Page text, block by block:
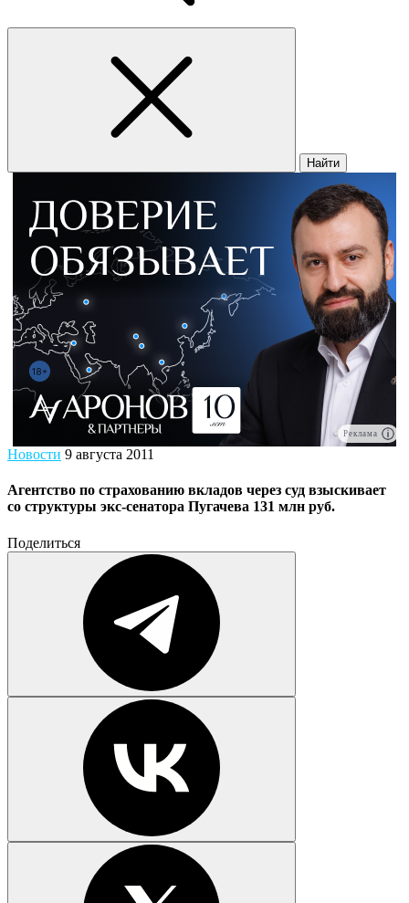
Найти
Реклама
Новости 9 августа 2011
Агентство по страхованию вкладов через суд взыскивает
со структуры экс-сенатора Пугачева 131 млн руб.
Поделиться